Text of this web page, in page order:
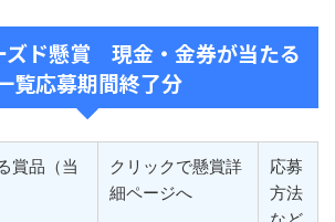
ズド懸賞 現金・金券が当たる
覧応募期間終了分
賞品（当
クリックで懸賞詳
細ページへ
応募
方法